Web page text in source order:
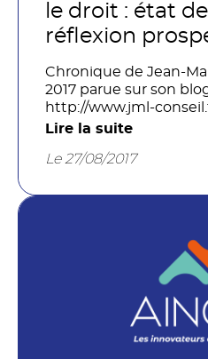
le droit : état
réflexion
Chronique de Jean-
2017 parue sur son blog JML-Conseil
http://www.jml-
Lire la suite
Le 27/08/2017